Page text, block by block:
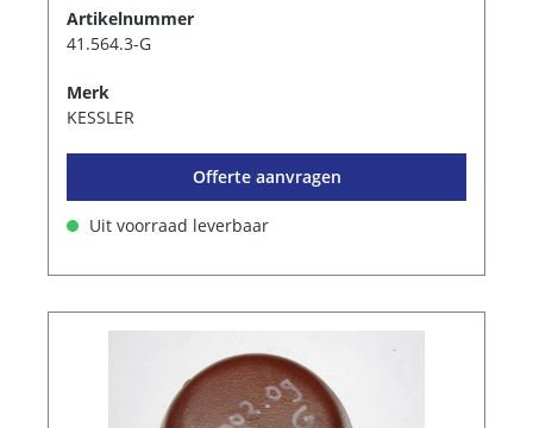
Artikelnummer
41.564.3-G
Merk
KESSLER
Offerte aanvragen
Uit voorraad leverbaar